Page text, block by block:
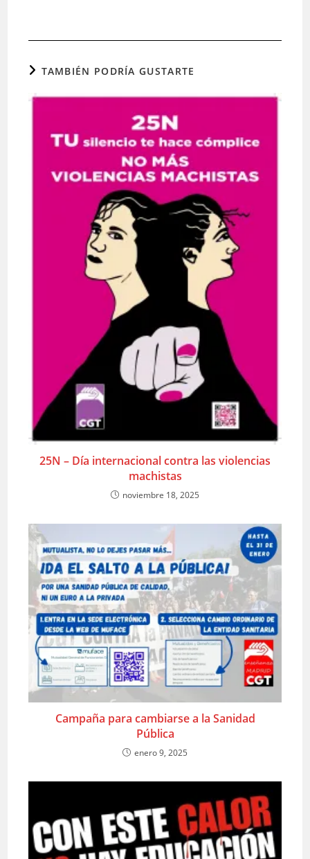
TAMBIÉN PODRÍA GUSTARTE
25N – Día internacional contra las violencias
machistas
noviembre 18, 2025
Campaña para cambiarse a la Sanidad
Pública
enero 9, 2025